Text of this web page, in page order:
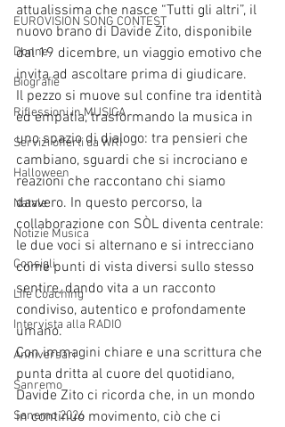
EUROVISION SONG CONTEST
Donne
Biografie
Riflessioni in MUSICA
Servizi offerti da WRI
Halloween
Natale
Notizie Musica
Consigli
Life Coaching
Intervista alla RADIO
Anniversari
Sanremo
Sanemo 2026
attualissima che nasce “Tutti gli altri”, il
nuovo brano di Davide Zito, disponibile
dal 19 dicembre, un viaggio emotivo che
invita ad ascoltare prima di giudicare.
Il pezzo si muove sul confine tra identità
ed empatia, trasformando la musica in
uno spazio di dialogo: tra pensieri che
cambiano, sguardi che si incrociano e
reazioni che raccontano chi siamo
davvero. In questo percorso, la
collaborazione con SÒL diventa centrale:
le due voci si alternano e si intrecciano
come punti di vista diversi sullo stesso
sentire, dando vita a un racconto
condiviso, autentico e profondamente
umano.
Con immagini chiare e una scrittura che
punta dritta al cuore del quotidiano,
Davide Zito ci ricorda che, in un mondo
in continuo movimento, ciò che ci